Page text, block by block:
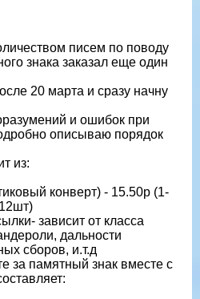
писем по поводу
знака заказал еще один
20 марта и сразу начну
и ошибок при
описываю порядок
из:
конверт) - 15.50р (1-
зависит от класса
дальности
сборов, и.т.д
за памятный знак вместе с